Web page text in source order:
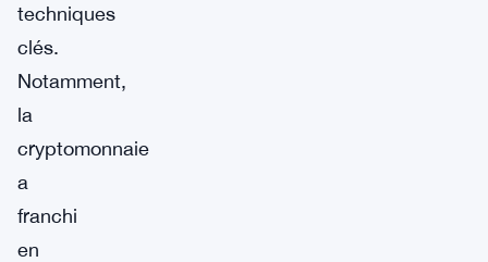
techniques
clés.
Notamment,
la
cryptomonnaie
a
franchi
en